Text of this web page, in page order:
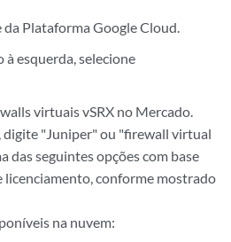
da Plataforma Google Cloud.
à esquerda, selecione
virtuais vSRX no Mercado.
digite "Juniper" ou "firewall virtual
das seguintes opções com base
licenciamento, conforme mostrado
na nuvem: